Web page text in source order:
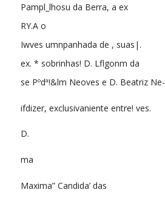
Pampl_lhosu da Berra, a ex
RY.A o
Iwves umnpanhada de , suas|.
ex. * sobrinhas! D. Lflgonm da
se Pºdª!&lm Neoves e D. Beatriz Ne-
ifdizer, exclusivaniente entre! ves.
D.
ma
Maxima” Candida’ das